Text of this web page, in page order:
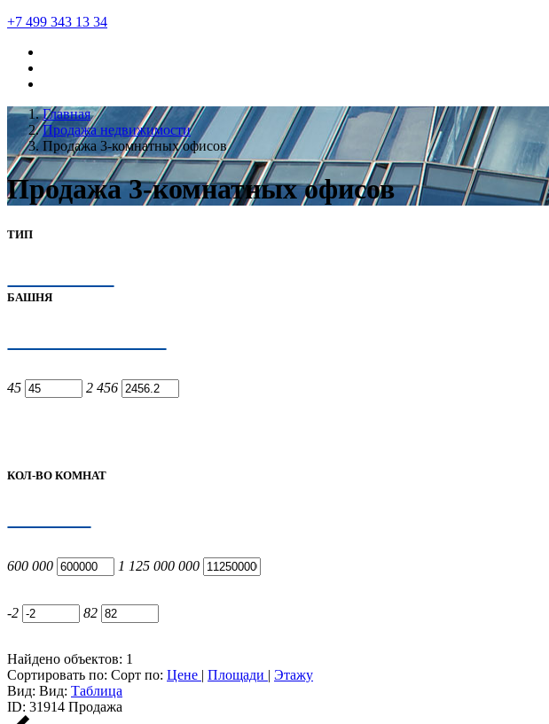
+7 499 343 13 34
Главная
Продажа недвижимости
Продажа 3-комнатных офисов
Продажа 3-комнатных офисов
ТИП
БАШНЯ
45 2 456
КОЛ-ВО КОМНАТ
600 000 1 125 000 000
-2 82
Найдено объектов: 1
Сортировать по: Сорт по: Цене | Площади | Этажу
Вид: Вид: Таблица
ID: 31914 Продажа